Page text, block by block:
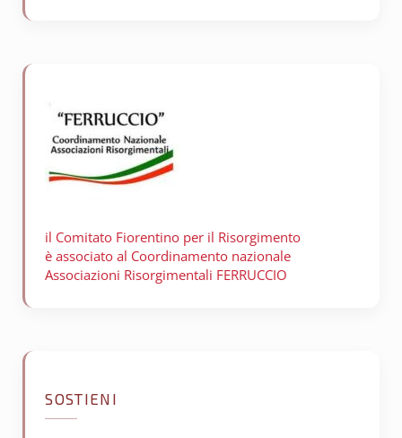
il Comitato Fiorentino per il Risorgimento
è associato al Coordinamento nazionale
Associazioni Risorgimentali FERRUCCIO
SOSTIENI